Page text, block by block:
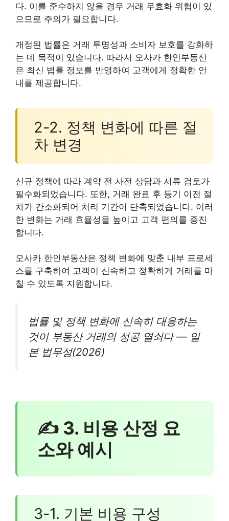
다. 이를 준수하지 않을 경우 거래 무효화 위험이 있
으므로 주의가 필요합니다.
개정된 법률은 거래 투명성과 소비자 보호를 강화하
는 데 목적이 있습니다. 따라서 오사카 한인부동산
은 최신 법률 정보를 반영하여 고객에게 정확한 안
내를 제공합니다.
2-2. 정책 변화에 따른 절
차 변경
신규 정책에 따라 계약 전 사전 상담과 서류 검토가
필수화되었습니다. 또한, 거래 완료 후 등기 이전 절
차가 간소화되어 처리 기간이 단축되었습니다. 이러
한 변화는 거래 효율성을 높이고 고객 편의를 증진
합니다.
오사카 한인부동산은 정책 변화에 맞춘 내부 프로세
스를 구축하여 고객이 신속하고 정확하게 거래를 마
칠 수 있도록 지원합니다.
법률 및 정책 변화에 신속히 대응하는
것이 부동산 거래의 성공 열쇠다 — 일
본 법무성(2026)
✍ 3. 비용 산정 요
소와 예시
3-1. 기본 비용 구성